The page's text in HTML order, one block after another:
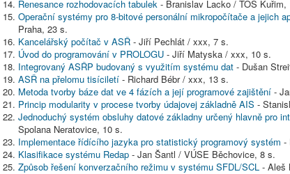
Renesance rozhodovacích tabulek - Branislav Lacko / TOS Kuřim,
Operační systémy pro 8-bitové personální mikropočítače a jejich
Praha, 23 s.
Kancelářský počítač v ASŘ - Jiří Pechlát / xxx, 7 s.
Úvod do programování v PROLOGU - Jiří Matyska / xxx, 10 s.
Integrovaný ASŘP budovaný s využitím systému dat - Dušan
ASŘ na přelomu tisíciletí - Richard Bébr / xxx, 13 s.
Metoda tvorby báze dat ve 4 fázích a její programové zajištění -
Princip modularity v procese tvorby údajovej základně AIS -
Jednoduchý systém obsluhy datové základny určený hlavně pro
Spolana Neratovice, 10 s.
Implementace řídícího jazyka pro statistický programový systém -
Klasifikace systému Redap - Jan Šantl / VÚSE Běchovice, 8 s.
Způsob řešení konverzačního režimu v systému SFDL/SCL - Aleš